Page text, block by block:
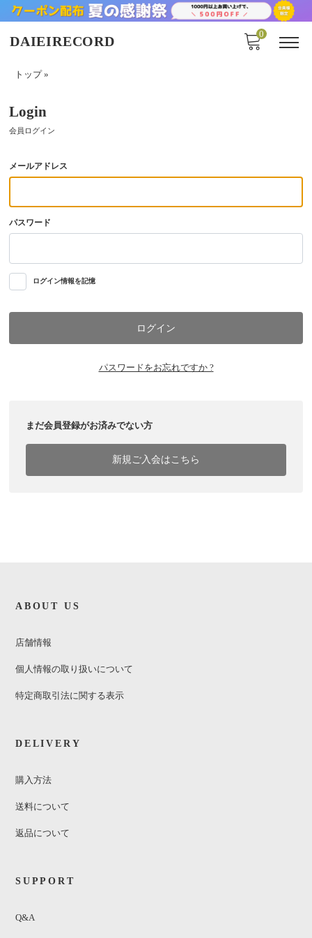
DAIEIRECORD 0
トップ»
Login
会員ログイン
メールアドレス
パスワード
ログイン情報を記憶
パスワードをお忘れですか ?
まだ会員登録がお済みでない方
新規ご入会はこちら
ABOUT US
店舗情報
個人情報の取り扱いについて
特定商取引法に関する表示
DELIVERY
購入方法
送料について
返品について
SUPPORT
Q&A